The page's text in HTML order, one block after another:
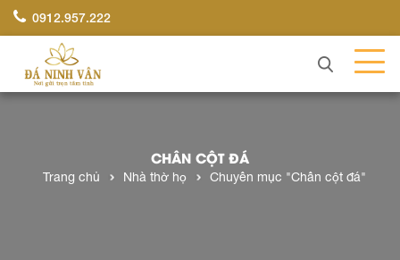
0912.957.222
CHÂN CỘT ĐÁ
Trang chủ Nhà thờ họ Chuyên mục "Chân cột đá"